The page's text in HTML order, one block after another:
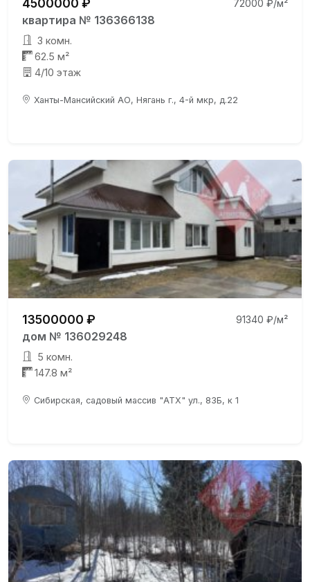
72000 ₽/м²
квартира № 136366138
3 комн.
62.5 м²
4/10 этаж
Ханты-Мансийский АО, Нягань г., 4-й мкр, д.22
13500000 ₽ 91340 ₽/м²
дом № 136029248
5 комн.
147.8 м²
Сибирская, садовый массив "АТХ" ул., 83Б, к 1